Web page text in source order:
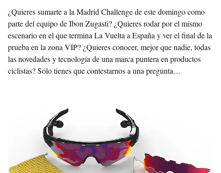
¿Quieres sumarte a la Madrid Challenge de este domingo como
parte del equipo de Ibon Zugasti? ¿Quieres rodar por el mismo
escenario en el que termina La Vuelta a España y ver el final de la
prueba en la zona VIP? ¿Quieres conocer, mejor que nadie, todas
las novedades y tecnología de una marca puntera en productos
ciclistas? Sólo tienes que contestarnos a una pregunta…